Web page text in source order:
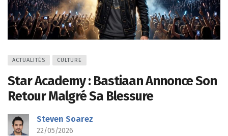
ACTUALITÉS CULTURE
Star Academy : Bastiaan Annonce Son
Retour Malgré Sa Blessure
Steven Soarez
22/05/2026